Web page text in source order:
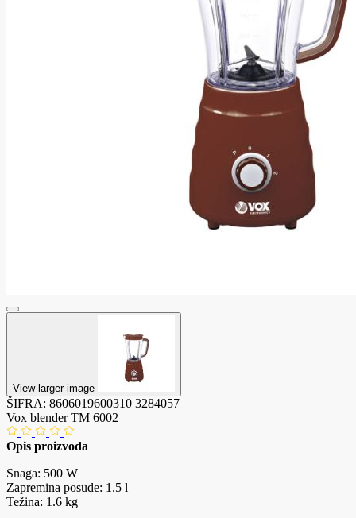
View larger image
ŠIFRA: 8606019600310 3284057
Vox blender TM 6002
Opis proizvoda
Snaga: 500 W
Zapremina posude: 1.5 l
Težina: 1.6 kg